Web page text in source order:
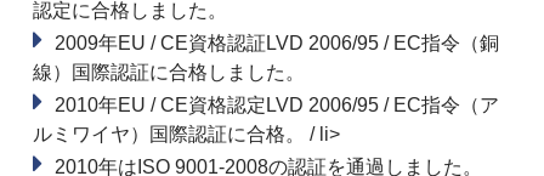
認定に合格しました。
2009年EU / CE資格認証LVD 2006/95 / EC指令（銅
線）国際認証に合格しました。
2010年EU / CE資格認定LVD 2006/95 / EC指令（ア
ルミワイヤ）国際認証に合格。 / li>
2010年はISO 9001-2008の認証を通過しました。